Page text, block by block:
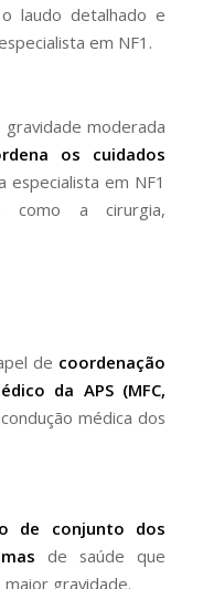
laudo detalhado e
em NF1.
moderada
os cuidados
especialista em NF1
como a cirurgia,
de coordenação
da APS (MFC,
médica dos
de conjunto dos
de saúde que
gravidade.